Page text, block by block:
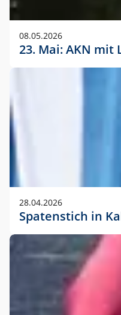
08.05.2026
23. Mai: AKN
28.04.2026
Spatenstich in